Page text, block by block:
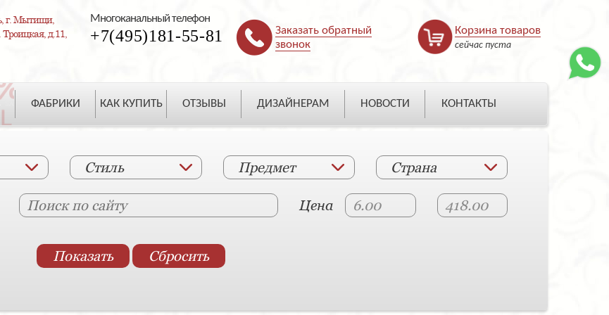
г. Мытищи,
д.11,
Многоканальный телефон
+7(495)181-55-81
Заказать обратный
звонок
Корзина товаров
сейчас пуста
ФАБРИКИ КАК КУПИТЬ ОТЗЫВЫ ДИЗАЙНЕРАМ НОВОСТИ КОНТАКТЫ
Стиль Предмет Страна
Цена